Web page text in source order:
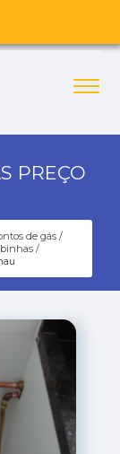
PREÇO
de gás